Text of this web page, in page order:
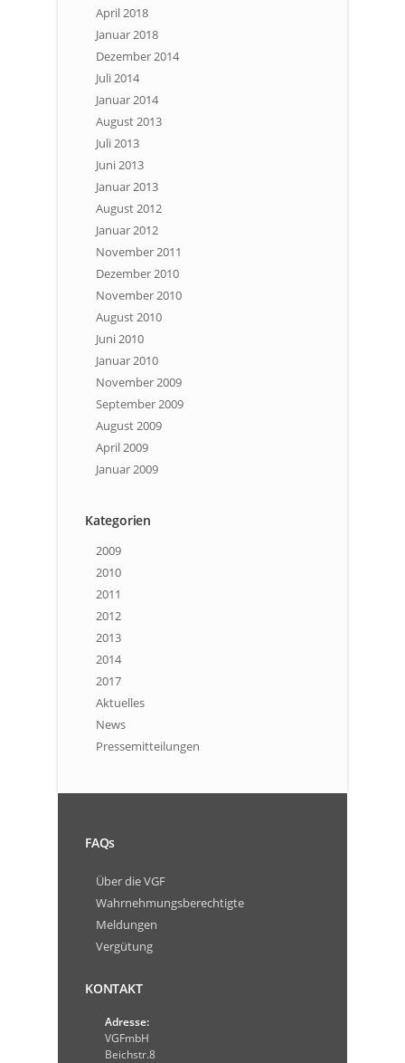
April 2018
Januar 2018
Dezember 2014
Juli 2014
Januar 2014
August 2013
Juli 2013
Juni 2013
Januar 2013
August 2012
Januar 2012
November 2011
Dezember 2010
November 2010
August 2010
Juni 2010
Januar 2010
November 2009
September 2009
August 2009
April 2009
Januar 2009
Kategorien
2009
2010
2011
2012
2013
2014
2017
Aktuelles
News
Pressemitteilungen
FAQs
Über die VGF
Wahrnehmungsberechtigte
Meldungen
Vergütung
KONTAKT
Adresse:
VGFmbH
Beichstr.8